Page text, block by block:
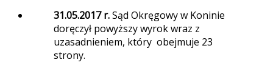
31.05.2017 r.Sąd Okręgowy w Koninie
doręczył powyższy wyrok wraz z
uzasadnieniem, który obejmuje 23
strony.